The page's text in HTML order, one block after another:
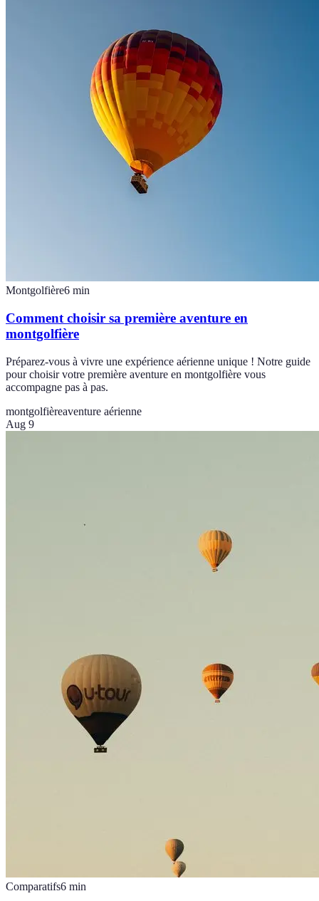
Montgolfière6 min
Comment choisir sa première aventure en
montgolfière
Préparez-vous à vivre une expérience aérienne unique ! Notre guide
pour choisir votre première aventure en montgolfière vous
accompagne pas à pas.
montgolfièreaventure aérienne
Aug 9
Comparatifs6 min